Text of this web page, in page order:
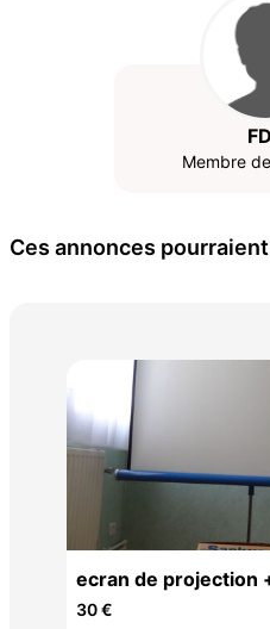
Membre
Ces annonces
ecran de projection
30 €